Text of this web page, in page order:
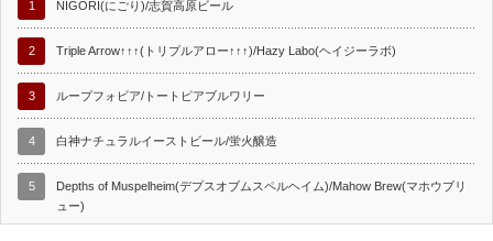
1 NIGORI(にごり)/志賀高原ビール
2 Triple Arrow↑↑↑(トリプルアロー↑↑↑)/Hazy Labo(ヘイジーラボ)
3 ループフォビア/トートピアブルワリー
4 白神ナチュラルイーストビール/蛍火醸造
5
Depths of Muspelheim(デプスオブムスペルヘイム)/Mahow Brew(マホウブリ
ュー)